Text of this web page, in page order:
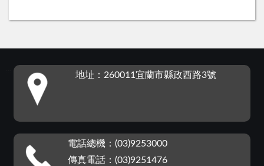
地址：260011宜蘭市縣政西路3號
電話總機：(03)9253000
傳真電話：(03)9251476